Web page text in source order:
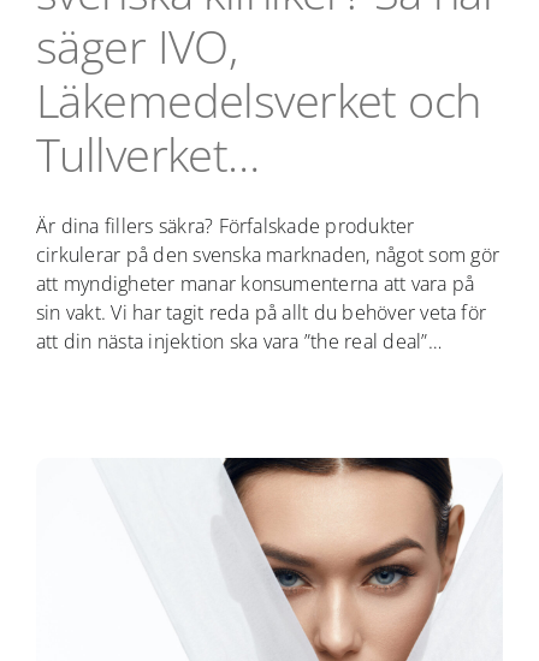
CHECKLISTOR
KARRIÄR
säger IVO,
Läkemedelsverket och
Tullverket…
Är dina fillers säkra? Förfalskade produkter
cirkulerar på den svenska marknaden, något som gör
att myndigheter manar konsumenterna att vara på
sin vakt. Vi har tagit reda på allt du behöver veta för
att din nästa injektion ska vara ”the real deal”…